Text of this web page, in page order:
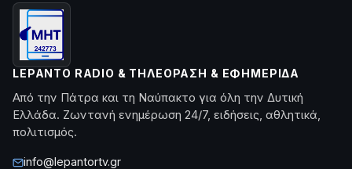
LEPANTO RADIO & ΤΗΛΕΌΡΑΣΗ & ΕΦΗΜΕΡΊΔΑ
Από την Πάτρα και τη Ναύπακτο για όλη την Δυτική
Ελλάδα. Ζωντανή ενημέρωση 24/7, ειδήσεις, αθλητικά,
πολιτισμός.
info@lepantortv.gr